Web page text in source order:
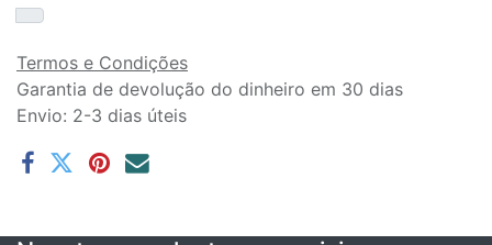
Termos e Condições
Garantia de devolução do dinheiro em 30 dias
Envio: 2-3 dias úteis